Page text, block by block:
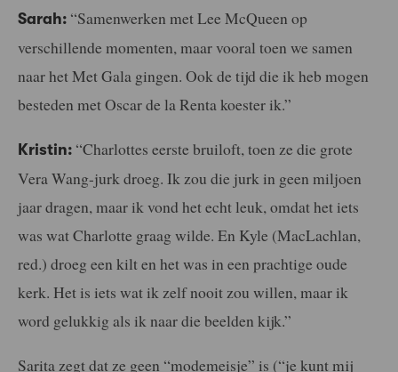
Sarah: “Samenwerken met Lee McQueen op
verschillende momenten, maar vooral toen we samen
naar het Met Gala gingen. Ook de tijd die ik heb mogen
besteden met Oscar de la Renta koester ik.”
Kristin: “Charlottes eerste bruiloft, toen ze die grote
Vera Wang-jurk droeg. Ik zou die jurk in geen miljoen
jaar dragen, maar ik vond het echt leuk, omdat het iets
was wat Charlotte graag wilde. En Kyle (MacLachlan,
red.) droeg een kilt en het was in een prachtige oude
kerk. Het is iets wat ik zelf nooit zou willen, maar ik
word gelukkig als ik naar die beelden kijk.”
Sarita zegt dat ze geen “modemeisje” is (“je kunt mij